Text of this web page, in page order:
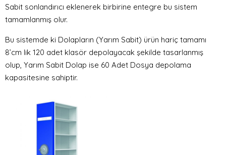
Sabit sonlandırıcı eklenerek birbirine entegre bu sistem
tamamlanmış olur.
Bu sistemde ki Dolapların (Yarım Sabit) ürün hariç tamamı
8’cm lik 120 adet klasör depolayacak şekilde tasarlanmış
olup, Yarım Sabit Dolap ise 60 Adet Dosya depolama
kapasitesine sahiptir.